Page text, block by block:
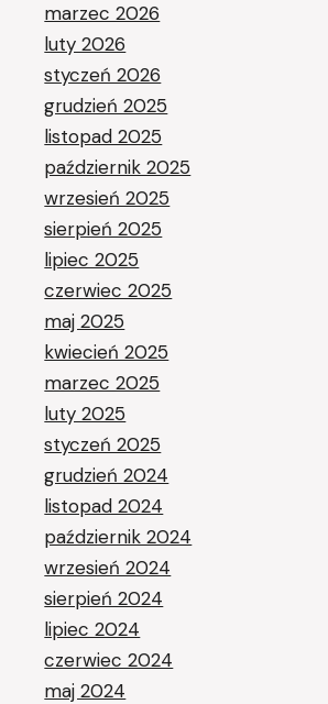
marzec 2026
luty 2026
styczeń 2026
grudzień 2025
listopad 2025
październik 2025
wrzesień 2025
sierpień 2025
lipiec 2025
czerwiec 2025
maj 2025
kwiecień 2025
marzec 2025
luty 2025
styczeń 2025
grudzień 2024
listopad 2024
październik 2024
wrzesień 2024
sierpień 2024
lipiec 2024
czerwiec 2024
maj 2024